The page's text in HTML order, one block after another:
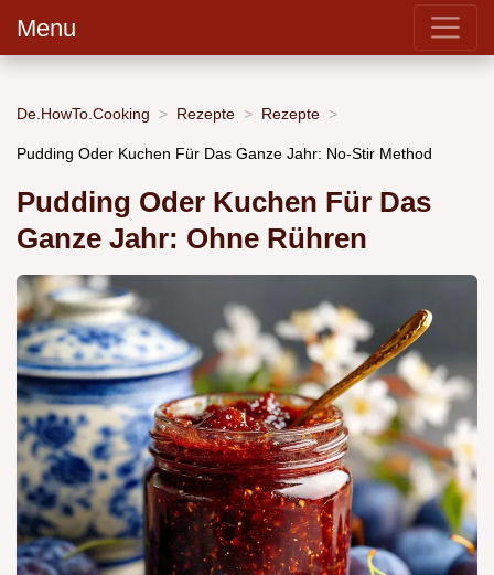
Menu
De.HowTo.Cooking Rezepte Rezepte
Pudding Oder Kuchen Für Das Ganze Jahr: No-Stir Method
Pudding Oder Kuchen Für Das
Ganze Jahr: Ohne Rühren